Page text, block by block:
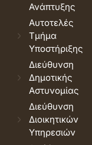
Ανάπτυξης
Αυτοτελές
Τμήμα
Υποστήριξης
Διεύθυνση
Δημοτικής
Αστυνομίας
Διεύθυνση
Διοικητικών
Υπηρεσιών